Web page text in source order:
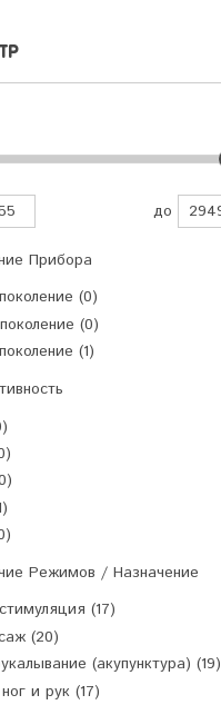
до
Прибора
(0)
(0)
(1)
Режимов / Назначение
(17)
(20)
(акупунктура) (19)
и рук (17)